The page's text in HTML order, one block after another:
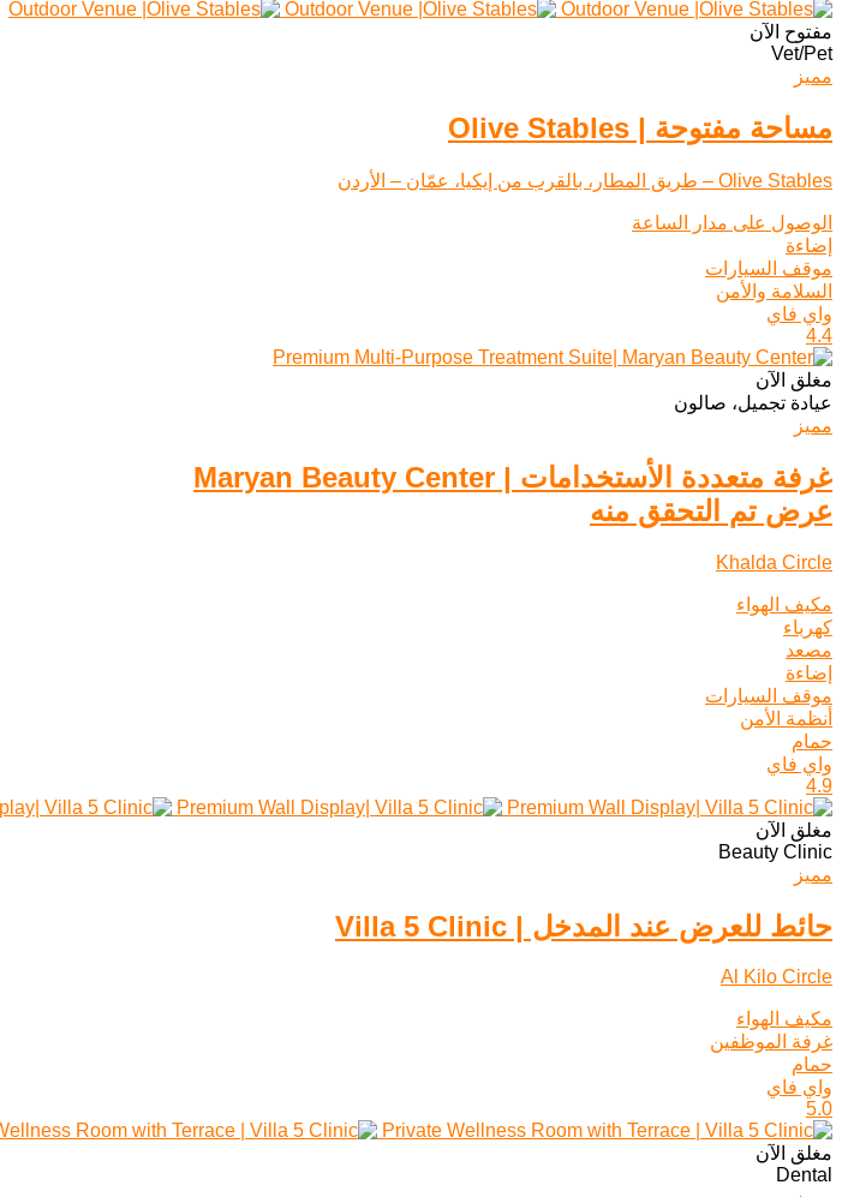
مفتوح الآن
Vet/Pet
مميز
مساحة مفتوحة | Olive Stables
Olive Stables – طريق المطار، بالقرب من إيكيا، عمّان – الأردن
الوصول على مدار الساعة
إضاءة
موقف السيارات
السلامة والأمن
واي فاي
4.4
مغلق الآن
عيادة تجميل، صالون
مميز
غرفة متعددة الأستخدامات | Maryan Beauty Center
عرض تم التحقق منه
Khalda Circle
مكيف الهواء
كهرباء
مصعد
إضاءة
موقف السيارات
أنظمة الأمن
حمام
واي فاي
4.9
مغلق الآن
Beauty Clinic
مميز
حائط للعرض عند المدخل | Villa 5 Clinic
Al Kilo Circle
مكيف الهواء
غرفة الموظفين
حمام
واي فاي
5.0
مغلق الآن
Dental